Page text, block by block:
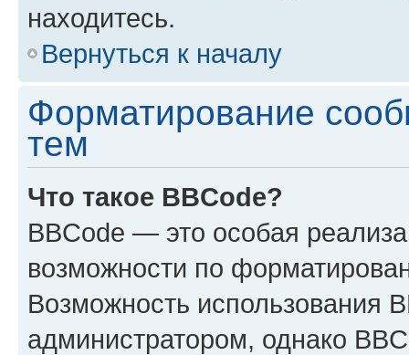
находитесь.
Вернуться к началу
Форматирование
тем
Что такое BBCode?
BBCode — это особая
возможности по
Возможность использования
администратором, однако